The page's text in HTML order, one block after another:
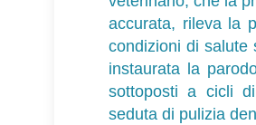
accurata, rileva la
condizioni di salute
instaurata la
sottoposti a cicli
seduta di pulizia